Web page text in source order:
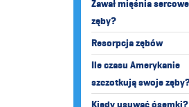
Zawał mięśnia
zęby?
Resorpcja zębów
Ile czasu Amerykanie
szczotkują swoje
Kiedy usuwać ósemki?